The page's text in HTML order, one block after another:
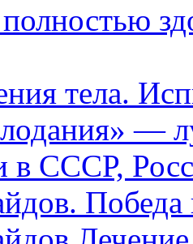
полностью
тела.
—
в СССР,